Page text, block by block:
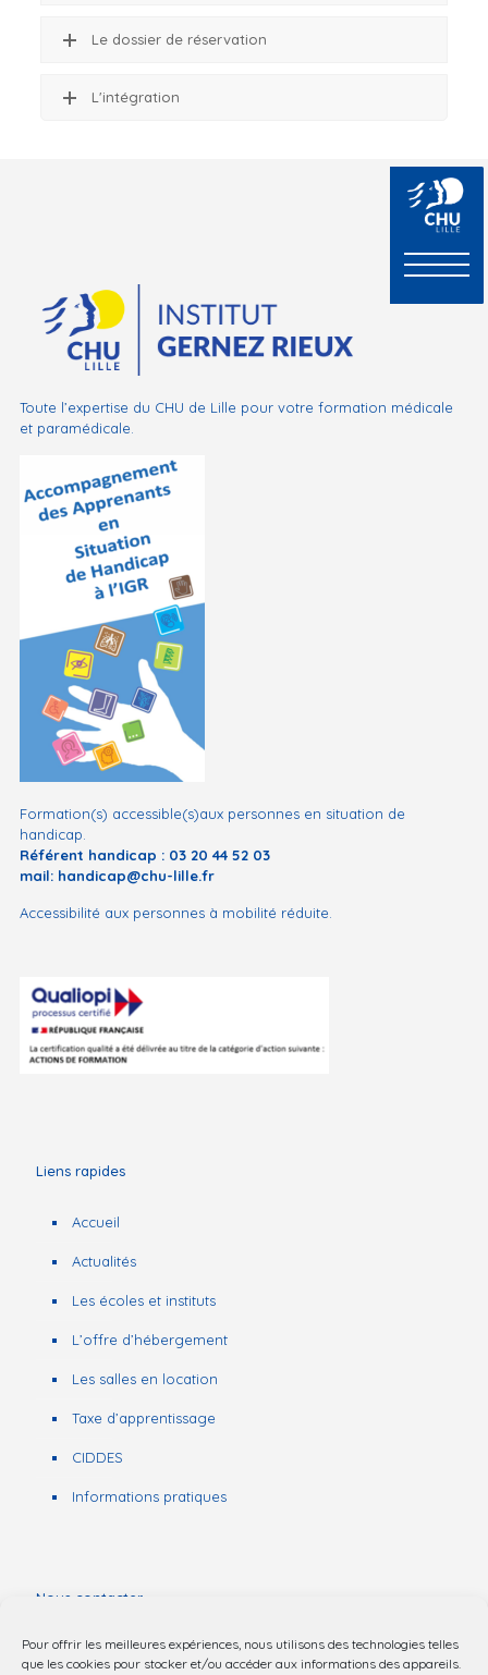
Pour offrir les meilleures expériences, nous utilisons des technologies telles
que les cookies pour stocker et/ou accéder aux informations des appareils.
Le dossier de réservation
L'intégration
Toute l’expertise du CHU de Lille pour votre formation médicale
et paramédicale.
Formation(s) accessible(s)aux personnes en situation de
handicap.
Référent handicap : 03 20 44 52 03
mail: handicap@chu-lille.fr
Accessibilité aux personnes à mobilité réduite.
Liens rapides
Accueil
Actualités
Les écoles et instituts
L’offre d’hébergement
Les salles en location
Taxe d’apprentissage
CIDDES
Informations pratiques
Nous contacter
03 20 44 57 55